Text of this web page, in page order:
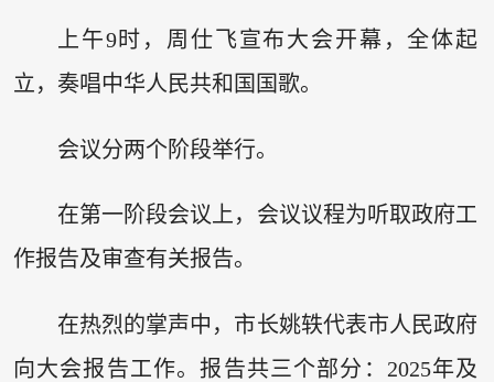
上午9时，周仕飞宣布大会开幕，全体起
立，奏唱中华人民共和国国歌。
会议分两个阶段举行。
在第一阶段会议上，会议议程为听取政府工
作报告及审查有关报告。
在热烈的掌声中，市长姚轶代表市人民政府
向大会报告工作。报告共三个部分：2025年及